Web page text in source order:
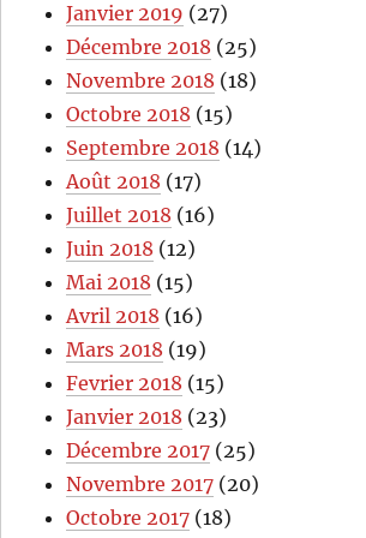
Janvier 2019 (27)
Décembre 2018 (25)
Novembre 2018 (18)
Octobre 2018 (15)
Septembre 2018 (14)
Août 2018 (17)
Juillet 2018 (16)
Juin 2018 (12)
Mai 2018 (15)
Avril 2018 (16)
Mars 2018 (19)
Fevrier 2018 (15)
Janvier 2018 (23)
Décembre 2017 (25)
Novembre 2017 (20)
Octobre 2017 (18)